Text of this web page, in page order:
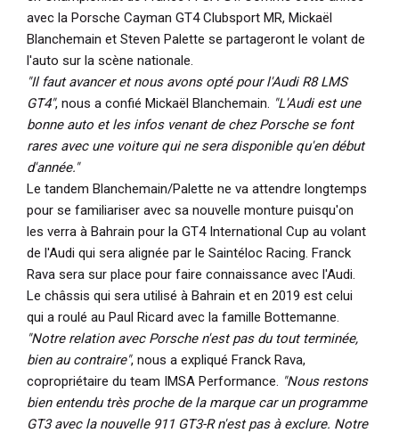
avec la Porsche Cayman GT4 Clubsport MR, Mickaël
Blanchemain et Steven Palette se partageront le volant de
l'auto sur la scène nationale.
"Il faut avancer et nous avons opté pour l'Audi R8 LMS
GT4", nous a confié Mickaël Blanchemain. "L'Audi est une
bonne auto et les infos venant de chez Porsche se font
rares avec une voiture qui ne sera disponible qu'en début
d'année."
Le tandem Blanchemain/Palette ne va attendre longtemps
pour se familiariser avec sa nouvelle monture puisqu'on
les verra à Bahrain pour la GT4 International Cup au volant
de l'Audi qui sera alignée par le Saintéloc Racing. Franck
Rava sera sur place pour faire connaissance avec l'Audi.
Le châssis qui sera utilisé à Bahrain et en 2019 est celui
qui a roulé au Paul Ricard avec la famille Bottemanne.
"Notre relation avec Porsche n'est pas du tout terminée,
bien au contraire", nous a expliqué Franck Rava,
copropriétaire du team IMSA Performance. "Nous restons
bien entendu très proche de la marque car un programme
GT3 avec la nouvelle 911 GT3-R n'est pas à exclure. Notre